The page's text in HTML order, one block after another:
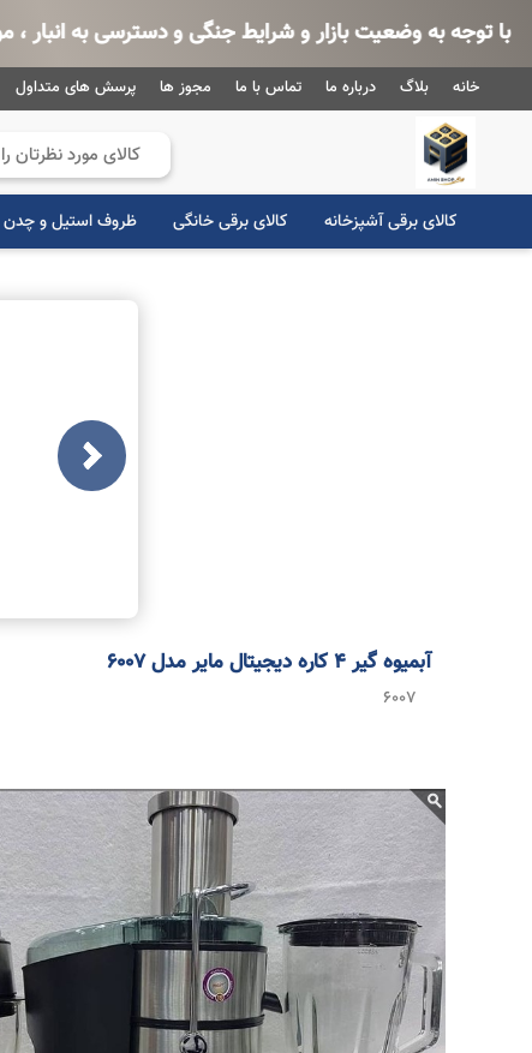
وضعیت بازار و شرایط جنگی و دسترسی به انبار ، موجودی و
خانه بلاگ درباره ما تماس با ما مجوز ها پرسش های متداول
کالای برقی آشپزخانه کالای برقی خانگی ظروف استیل و چدن
آبمیوه گیر 4 کاره دیجیتال مایر مدل 6007
6007